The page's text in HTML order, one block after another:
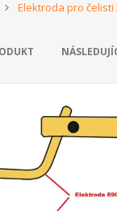
Elektroda pro čelisti